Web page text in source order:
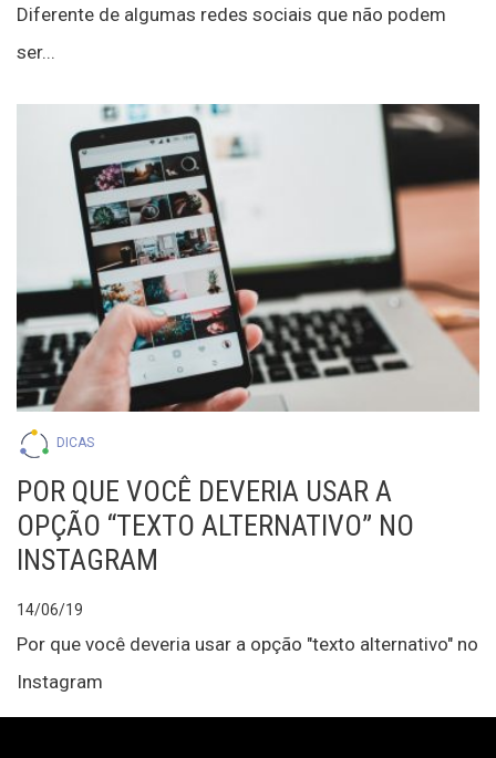
Diferente de algumas redes sociais que não podem
ser...
DICAS
POR QUE VOCÊ DEVERIA USAR A
OPÇÃO “TEXTO ALTERNATIVO” NO
INSTAGRAM
14/06/19
Por que você deveria usar a opção "texto alternativo" no
Instagram